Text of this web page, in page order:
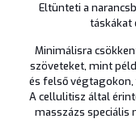
Eltünteti a
táskákat
Minimálisra
szöveteket, mint
és felső
A cellulitisz által
masszázs speciális